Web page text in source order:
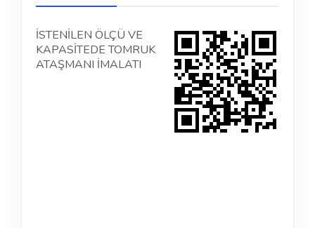
İSTENİLEN ÖLÇÜ VE
KAPASİTEDE TOMRUK
ATAŞMANI İMALATI